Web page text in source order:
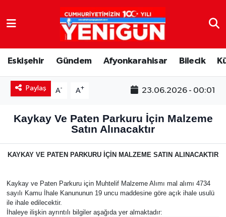
Eskişehir Gündem Afyonkarahisar Bilecik
Paylaş A- A+ 23.06.2026 - 00:01
Kaykay Ve Paten Parkuru İçin Malzeme
Satın Alınacaktır
KAYKAY VE PATEN PARKURU İÇİN MALZEME SATIN ALINACAKTIR
Kaykay ve Paten Parkuru için Muhtelif Malzeme Alımı mal alımı 4734
sayılı Kamu İhale Kanununun 19 uncu maddesine göre açık ihale usulü
ile ihale edilecektir.
İhaleye ilişkin ayrıntılı bilgiler aşağıda yer almaktadır:
Nöbetçi Eczaneler
Hava Durumu
Trafik Durumu
Süper Lig Puan Durumu ve Fikstür
Haber Arşivi